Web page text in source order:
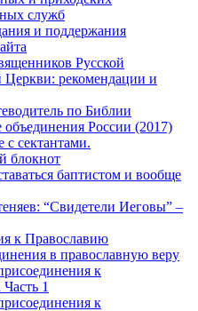
служб
и поддержания
Русской
Церкви: рекомендации и
по Библии
России (2017)
с сектантами.
блокнот
баптистом и вообще
“Свидетели Иеговы” –
к Православию
в православную веру
к
1
к